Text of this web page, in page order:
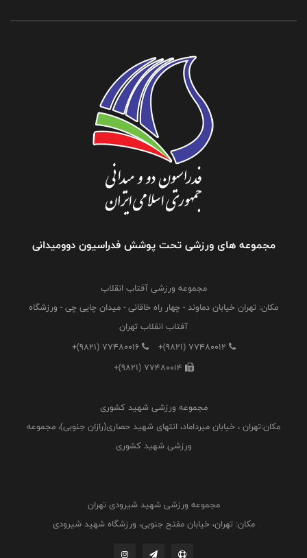
مجموعه های ورزشی تحت پوشش فدراسیون دوومیدانی
مجموعه ورزشی آفتاب انقلاب
مکان: تهران خیابان دماوند - چهار راه خاقانی - میدان چایی چی - ورزشگاه
آفتاب انقلاب تهران
+(9821) 77480012
+(9821) 77480016
+(9821) 77480014
مجموعه ورزشی شهید کشوری
مکان:تهران ، خیابان میرداماد، انتهای شهید حصاری(رازان جنوبی)، مجموعه
ورزشی شهید کشوری
مجموعه ورزشی شهید شیرودی تهران
مکان: تهران، خیابان مفتح جنوبی، ورزشگاه شهید شیرودی